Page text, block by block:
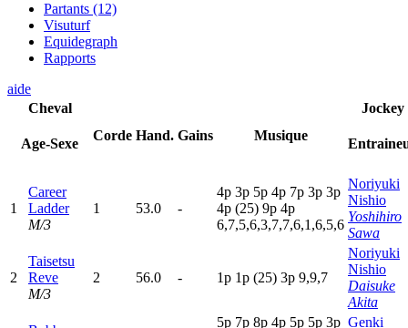
Partants (12)
Visuturf
Equidegraph
Rapports
aide
Cheval
Age-Sexe
Corde Hand. Gains Musique
Jockey
1
Career
Ladder
M/3
1 53.0 -
4p 3p 5p 4p 7p 3p 3p
4p (25) 9p 4p
6,7,5,6,3,7,7,6,1,6,5,6
Noriyuki
Nishio
Yoshihiro
Sawa
2
Taisetsu
Reve
M/3
2 56.0 - 1p 1p (25) 3p 9,9,7
Noriyuki
Nishio
Daisuke
Akita
5p 7p 8p 4p 5p 5p 3p Genki